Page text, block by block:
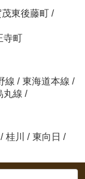
茂東後藤町 /
寺町
線 / 東海道本線 /
丸線 /
/ 桂川 / 東向日 /